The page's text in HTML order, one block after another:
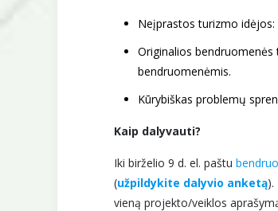
Neįprastos turizmo
Originalios
bendruomenėmis.
Kūrybiškas problemų
Kaip dalyvauti?
Iki birželio 9 d. el. paštu
(užpildykite dalyvio anketą).
vieną projekto/veiklos